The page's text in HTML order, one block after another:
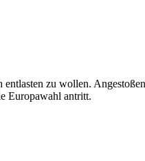
zu wollen.
Europawahl antritt.